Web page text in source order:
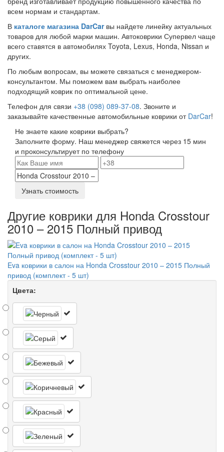
всем нормам и стандартам.
В каталоге магазина DarCarвы найдете линейку актуальных
товаров для любой марки машин. Автоковрики Супервел чаще
всего ставятся в автомобилях Toyota, Lexus, Honda, Nissan и
других.
По любым вопросам, вы можете связаться с менеджером-
консультантом. Мы поможем вам выбрать наиболее
подходящий коврик по оптимальной цене.
Телефон для связи +38 (098) 089-37-08. Звоните и
заказывайте качественные автомобильные коврики от DarCar!
Не знаете какие коврики выбрать?
Заполните форму. Наш менеджер свяжется через 15 мин
и проконсультирует по телефону
Узнать стоимость
Другие коврики для Honda Crosstour
2010 – 2015 Полный привод
Eva коврики в салон на Honda Crosstour 2010 – 2015 Полный
привод (комплект - 5 шт)
Цвета: